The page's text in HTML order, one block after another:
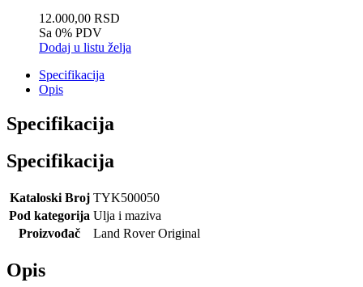
12.000,00 RSD
Sa 0% PDV
Dodaj u listu želja
Specifikacija
Opis
Specifikacija
Specifikacija
Kataloski Broj TYK500050
Pod kategorija Ulja i maziva
Proizvođač
Land Rover Original
Opis